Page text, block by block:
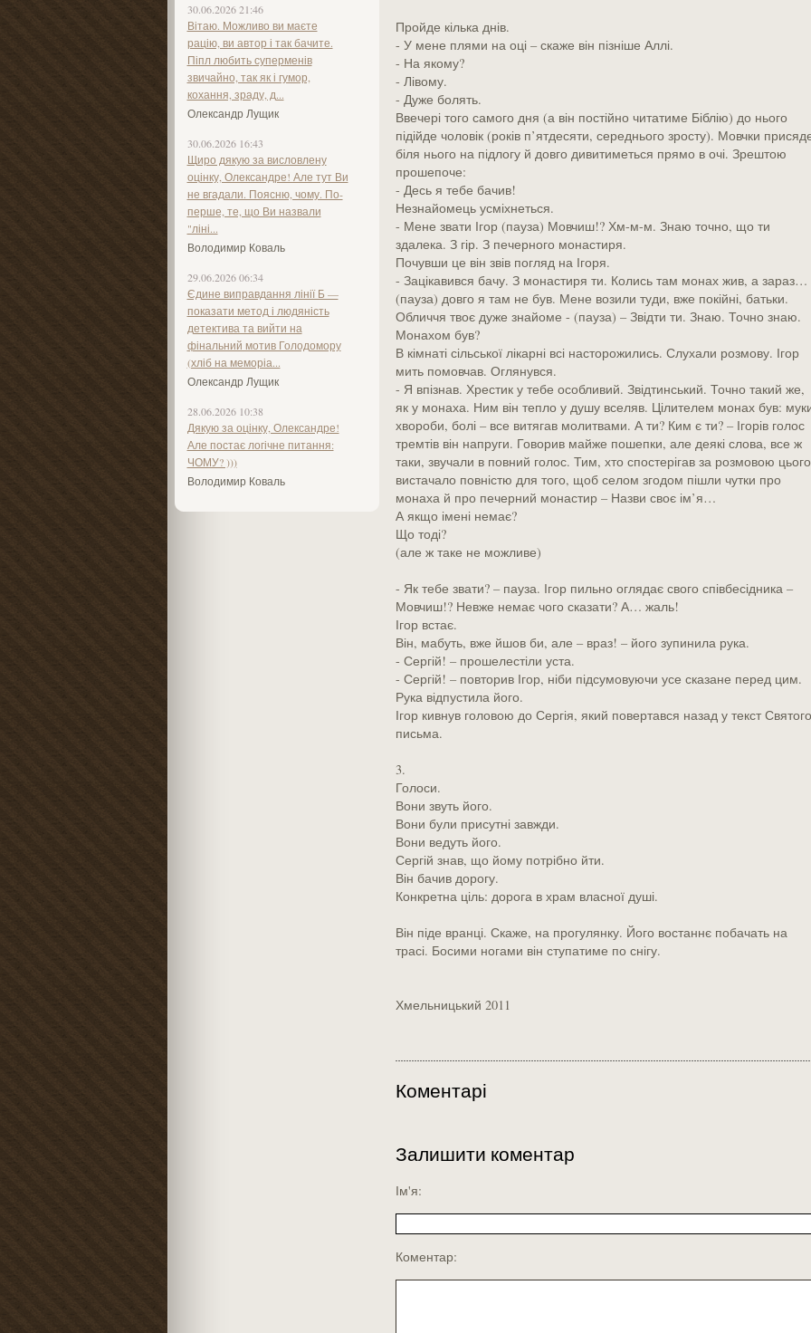
30.06.2026 21:46
Вітаю. Можливо ви маєте
рацію, ви автор і так бачите.
Піпл любить суперменів
звичайно, так як і гумор,
кохання, зраду, д...
Олександр Лущик
30.06.2026 16:43
Щиро дякую за висловлену
оцінку, Олександре! Але тут Ви
не вгадали. Поясню, чому. По-
перше, те, що Ви назвали
"ліні...
Володимир Коваль
29.06.2026 06:34
Єдине виправдання лінії Б —
показати метод і людяність
детектива та вийти на
фінальний мотив Голодомору
(хліб на меморіа...
Олександр Лущик
28.06.2026 10:38
Дякую за оцінку, Олександре!
Але постає логічне питання:
ЧОМУ? )))
Володимир Коваль
Пройде кілька днів.
- У мене плями на оці – скаже він пізніше Аллі.
- На якому?
- Лівому.
- Дуже болять.
Ввечері того самого дня (а він постійно читатиме Біблію) до нього
підійде чоловік (років п’ятдесяти, середнього зросту). Мовчки
біля нього на підлогу й довго дивитиметься прямо в очі. Зрештою
прошепоче:
- Десь я тебе бачив!
Незнайомець усміхнеться.
- Мене звати Ігор (пауза) Мовчиш!? Хм-м-м. Знаю точно, що ти
здалека. З гір. З печерного монастиря.
Почувши це він звів погляд на Ігоря.
- Зацікавився бачу. З монастиря ти. Колись там монах жив, а зараз…
(пауза) довго я там не був. Мене возили туди, вже покійні, батьки.
Обличчя твоє дуже знайоме - (пауза) – Звідти ти. Знаю. Точно знаю.
Монахом був?
В кімнаті сільської лікарні всі насторожились. Слухали розмову. Ігор
мить помовчав. Оглянувся.
- Я впізнав. Хрестик у тебе особливий. Звідтинський. Точно такий же,
як у монаха. Ним він тепло у душу вселяв. Цілителем монах був:
хвороби, болі – все витягав молитвами. А ти? Ким є ти? – Ігорів голос
тремтів він напруги. Говорив майже пошепки, але деякі слова, все ж
таки, звучали в повний голос. Тим, хто спостерігав за розмовою цього
вистачало повністю для того, щоб селом згодом пішли чутки про
монаха й про печерний монастир – Назви своє ім’я…
А якщо імені немає?
Що тоді?
(але ж таке не можливе)
- Як тебе звати? – пауза. Ігор пильно оглядає свого співбесідника –
Мовчиш!? Невже немає чого сказати? А… жаль!
Ігор встає.
Він, мабуть, вже йшов би, але – враз! – його зупинила рука.
- Сергій! – прошелестіли уста.
- Сергій! – повторив Ігор, ніби підсумовуючи усе сказане перед цим.
Рука відпустила його.
Ігор кивнув головою до Сергія, який повертався назад у текст Святого
письма.
3.
Голоси.
Вони звуть його.
Вони були присутні завжди.
Вони ведуть його.
Сергій знав, що йому потрібно йти.
Він бачив дорогу.
Конкретна ціль: дорога в храм власної душі.
Він піде вранці. Скаже, на прогулянку. Його востаннє побачать на
трасі. Босими ногами він ступатиме по снігу.
Хмельницький 2011
Коментарі
Залишити коментар
Ім'я:
Коментар: